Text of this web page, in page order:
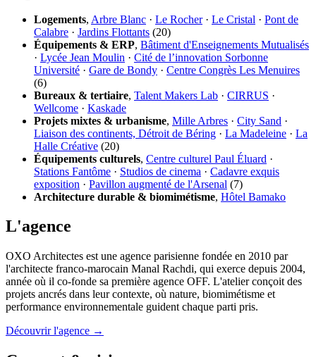
Logements, Arbre Blanc · Le Rocher· Le Cristal · Pont de
Calabre · Jardins Flottants (20)
Équipements & ERP, Bâtiment d'Enseignements Mutualisés
· Lycée Jean Moulin · Cité de l’innovation Sorbonne
Université · Gare de Bondy · Centre Congrès Les Menuires
(6)
Bureaux & tertiaire, Talent Makers Lab · CIRRUS ·
Wellcome · Kaskade
Projets mixtes & urbanisme, Mille Arbres · City Sand ·
Liaison des continents, Détroit de Béring · La Madeleine · La
Halle Créative (20)
Équipements culturels, Centre culturel Paul Éluard ·
Stations Fantôme · Studios de cinema · Cadavre exquis
exposition · Pavillon augmenté de l'Arsenal (7)
Architecture durable & biomimétisme, Hôtel Bamako
L'agence
OXO Architectes est une agence parisienne fondée en 2010 par
l'architecte franco-marocain Manal Rachdi, qui exerce depuis 2004,
année où il co-fonde sa première agence OFF. L'atelier conçoit des
projets ancrés dans leur contexte, où nature, biomimétisme et
performance environnementale guident chaque parti pris.
Découvrir l'agence →